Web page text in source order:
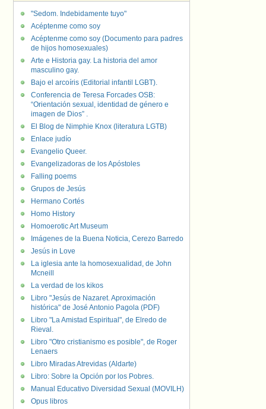
"Sedom. Indebidamente tuyo"
Acéptenme como soy
Acéptenme como soy (Documento para padres
de hijos homosexuales)
Arte e Historia gay. La historia del amor
masculino gay.
Bajo el arcoíris (Editorial infantil LGBT).
Conferencia de Teresa Forcades OSB:
“Orientación sexual, identidad de género e
imagen de Dios” .
El Blog de Nimphie Knox (literatura LGTB)
Enlace judío
Evangelio Queer.
Evangelizadoras de los Apóstoles
Falling poems
Grupos de Jesús
Hermano Cortés
Homo History
Homoerotic Art Museum
Imágenes de la Buena Noticia, Cerezo Barredo
Jesús in Love
La iglesia ante la homosexualidad, de John
Mcneill
La verdad de los kikos
Libro "Jesús de Nazaret. Aproximación
histórica" de José Antonio Pagola (PDF)
Libro "La Amistad Espiritual", de Elredo de
Rieval.
Libro "Otro cristianismo es posible", de Roger
Lenaers
Libro Miradas Atrevidas (Aldarte)
Libro: Sobre la Opción por los Pobres.
Manual Educativo Diversidad Sexual (MOVILH)
Opus libros